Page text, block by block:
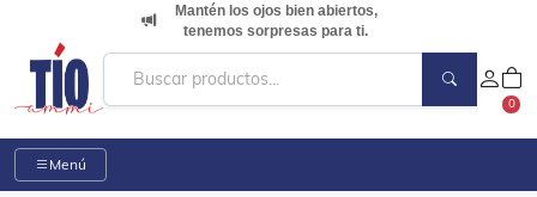
Mantén los ojos bien abiertos,
tenemos sorpresas para ti.
0
Menú